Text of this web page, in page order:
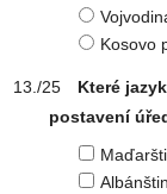
Kosovo
Které
postavení